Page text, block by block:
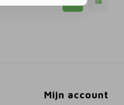
Mijn account